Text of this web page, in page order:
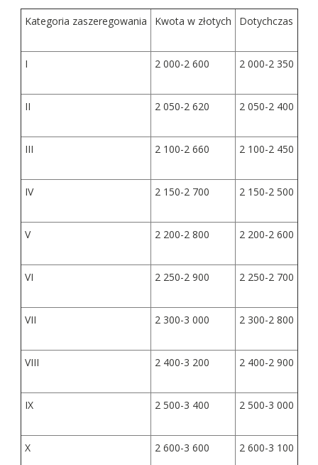
Kategoria zaszeregowania Kwota w złotych Dotychczas
I 2 000-2 600 2 000-2 350
II 2 050-2 620 2 050-2 400
III 2 100-2 660 2 100-2 450
IV 2 150-2 700 2 150-2 500
V 2 200-2 800 2 200-2 600
VI 2 250-2 900 2 250-2 700
VII 2 300-3 000 2 300-2 800
VIII 2 400-3 200 2 400-2 900
IX 2 500-3 400 2 500-3 000
X 2 600-3 600 2 600-3 100